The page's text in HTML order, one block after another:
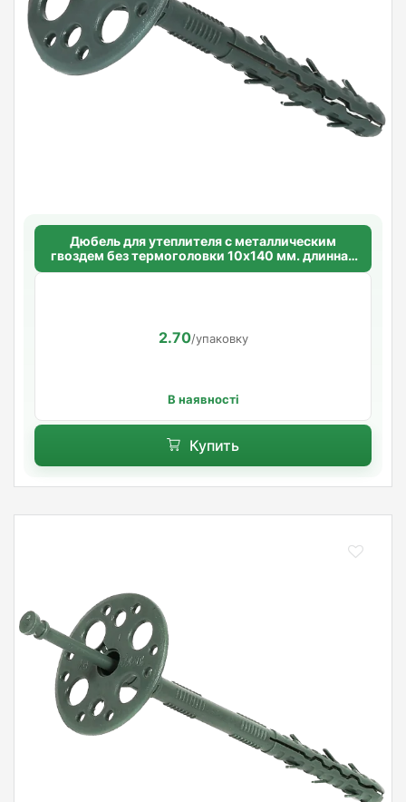
Дюбель для утеплителя с металлическим
гвоздем без термоголовки 10х140 мм. длинная
распорная база
2.70/упаковку
В наявності
Купить